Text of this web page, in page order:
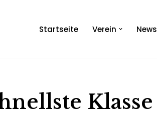
Startseite Verein News
Klasse